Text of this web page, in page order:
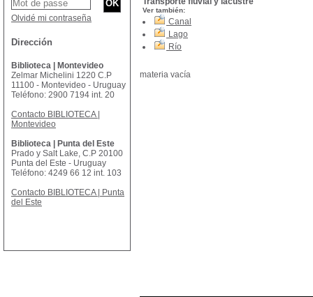
Ver también:
Canal
Lago
Río
materia vacía
Olvidé mi contraseña
Dirección
Biblioteca | Montevideo
Zelmar Michelini 1220 C.P
11100 - Montevideo - Uruguay
Teléfono: 2900 7194 int. 20
Contacto BIBLIOTECA |
Montevideo
Biblioteca | Punta del Este
Prado y Salt Lake, C.P 20100
Punta del Este - Uruguay
Teléfono: 4249 66 12 int. 103
Contacto BIBLIOTECA | Punta
del Este